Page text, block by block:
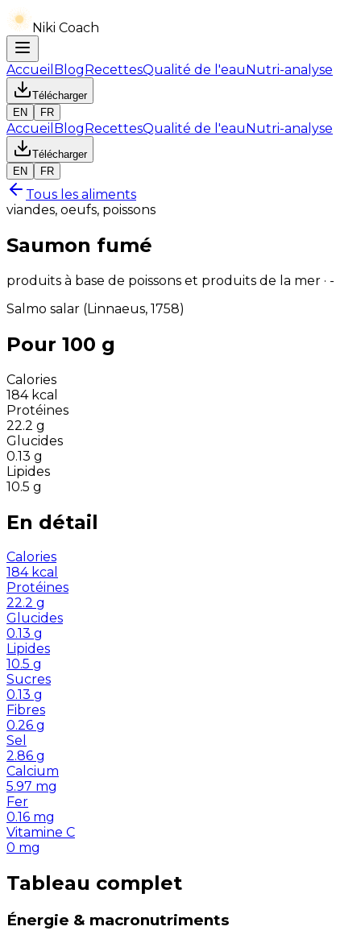
Niki Coach
Accueil BlogRecettesQualité de l'eauNutri-analyse
Télécharger
EN
FR
Accueil BlogRecettesQualité de l'eauNutri-analyse
Télécharger
EN
FR
Tous les aliments
viandes, oeufs, poissons
Saumon fumé
produits à base de poissons et produits de la mer · -
Salmo salar (Linnaeus, 1758)
Pour 100 g
Calories
184 kcal
Protéines
22.2 g
Glucides
0.13 g
Lipides
10.5 g
En détail
Calories
184 kcal
Protéines
22.2 g
Glucides
0.13 g
Lipides
10.5 g
Sucres
0.13 g
Fibres
0.26 g
Sel
2.86 g
Calcium
5.97 mg
Fer
0.16 mg
Vitamine C
0 mg
Tableau complet
Énergie & macronutriments